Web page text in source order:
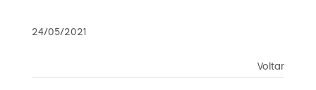
24/05/2021
Voltar